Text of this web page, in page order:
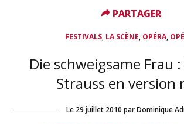
FESTIVALS, LA SCÈNE, OPÉRA,
Die schweigsame Frau
Strauss en version
Le 29 juillet 2010 parDominique
PARTAGER
PARTAGER